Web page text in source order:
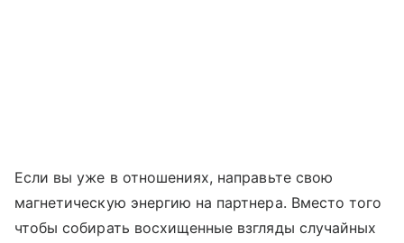
Если вы уже в отношениях, направьте свою
магнетическую энергию на партнера. Вместо того
чтобы собирать восхищенные взгляды случайных